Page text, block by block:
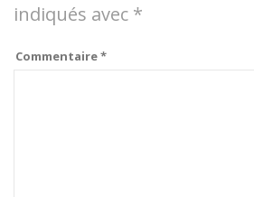
indiqués avec *
Commentaire*